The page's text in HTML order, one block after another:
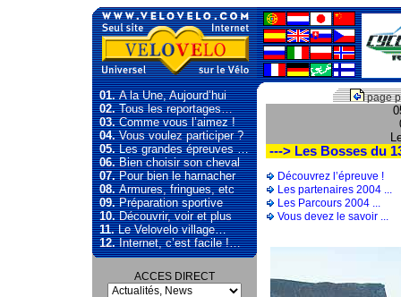
01.A la Une, Aujourd’hui
02.Tous les reportages…
03.Comme vous l’aimez !
04.Vous voulez participer ?
05.Les grandes épreuves …
06.Bien choisir son cheval
07.Pour bien le harnacher
08.Armures, fringues, etc
09.Préparation sportive
10.Découvrir, voir et plus
11.Le Velovelo village…
12.Internet, c’est facile !…
ACCES DIRECT
page
---> Les Bosses du
Découvrez l’épreuve !
Les partenaires 2004 ...
Les Parcours 2004 ...
Vous devez le savoir ...